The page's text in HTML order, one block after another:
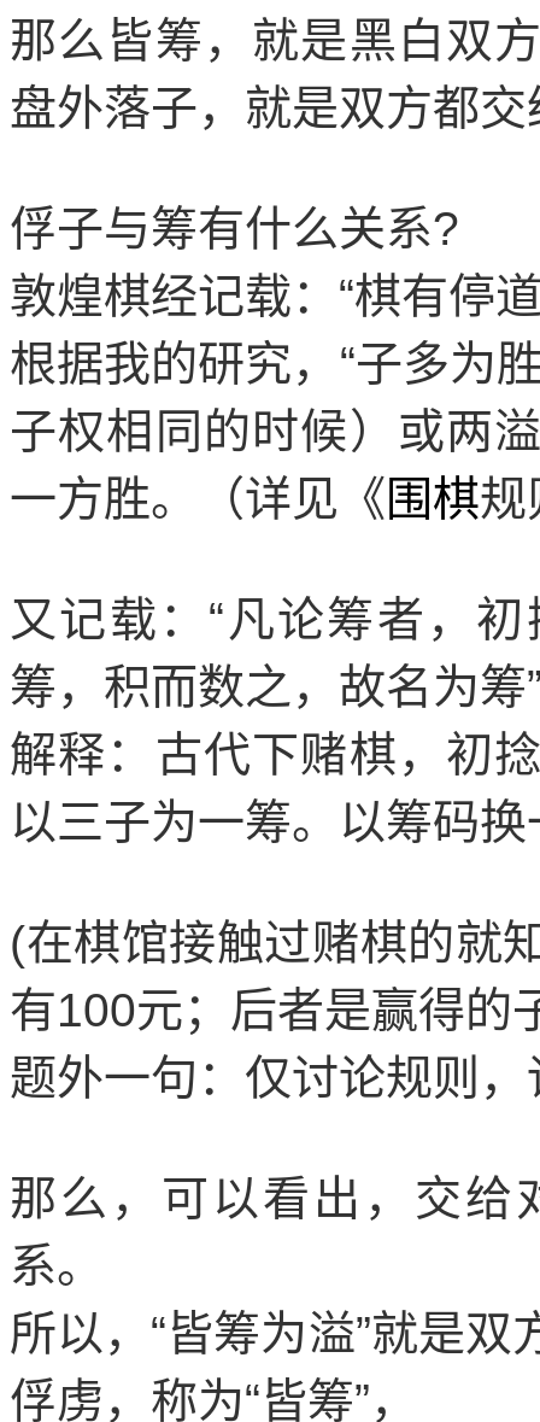
那么皆筹，就是黑白双
盘外落子，就是双方都
俘子与筹有什么关系?
敦煌棋经记载： “棋有停
根据我的研究， “子多为
子权相同的时候）或两
一方胜。（详见《 围棋规
又记载： “凡论筹者，
筹，积而数之，故名为筹
解释：古代下赌棋，初
以三子为一筹。以筹码
(在棋馆接触过赌棋的就
有100元；后者是赢得的
题外一句：仅讨论规则
那么，可以看出，交给
系。
所以， “皆筹为溢”就是双
俘虏，称为“皆筹”，